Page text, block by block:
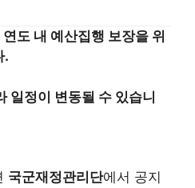
도 내 예산집행 보장을 위
.
일정이 변동될 수 있습니
국군재정관리단에서 공지